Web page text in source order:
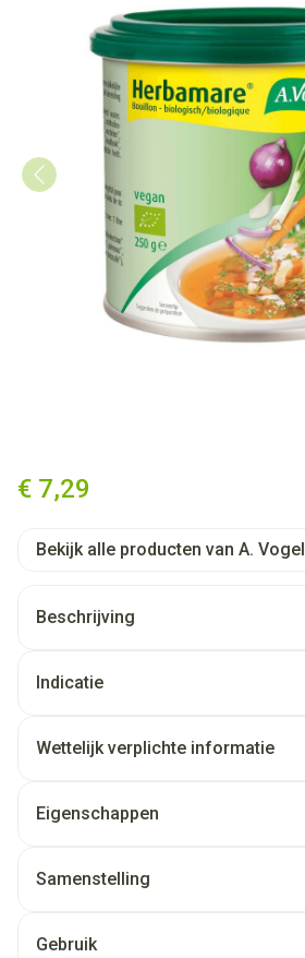
€ 7,29
Bekijk alle producten van A. Vogel
Beschrijving
Indicatie
Wettelijk verplichte informatie
Eigenschappen
Samenstelling
Gebruik